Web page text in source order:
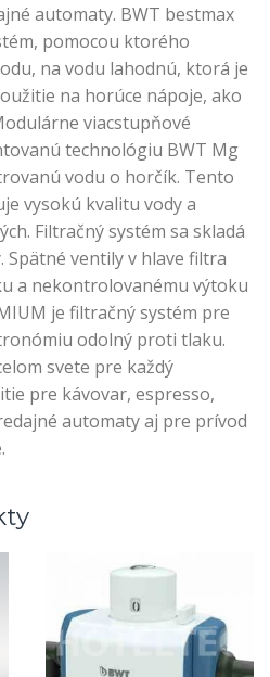
automaty. BWT bestmax
pomocou ktorého
na vodu lahodnú, ktorá je
na horúce nápoje, ako
viacstupňové
technológiu BWT Mg
vodu o horčík. Tento
vysokú kvalitu vody a
Filtračný systém sa skladá
Spätné ventily v hlave filtra
a nekontrolovanému výtoku
je filtračný systém pre
odolný proti tlaku.
svete pre každý
pre kávovar, espresso,
automaty aj pre prívod